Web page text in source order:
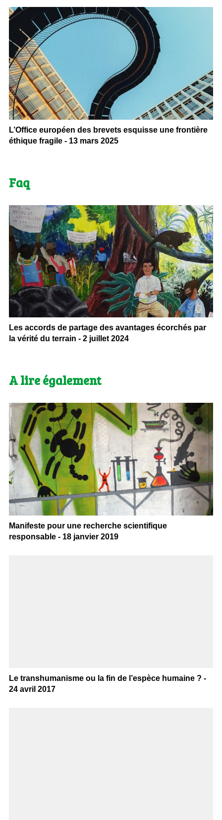
L’Office européen des brevets esquisse une frontière
éthique fragile - 13 mars 2025
Faq
Les accords de partage des avantages écorchés par
la vérité du terrain - 2 juillet 2024
A lire également
Manifeste pour une recherche scientifique
responsable - 18 janvier 2019
Le transhumanisme ou la fin de l’espèce humaine ? -
24 avril 2017